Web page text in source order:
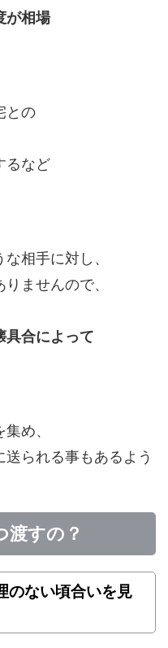
が相場
との
るなど
相手に対し、
ませんので、
具合によって
め、
られる事もあるよう
渡すの？
のない頃合いを見